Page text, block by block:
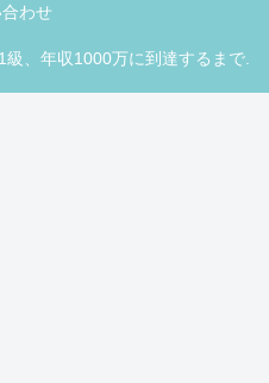
わせ
、年収1000万に到達するまで.